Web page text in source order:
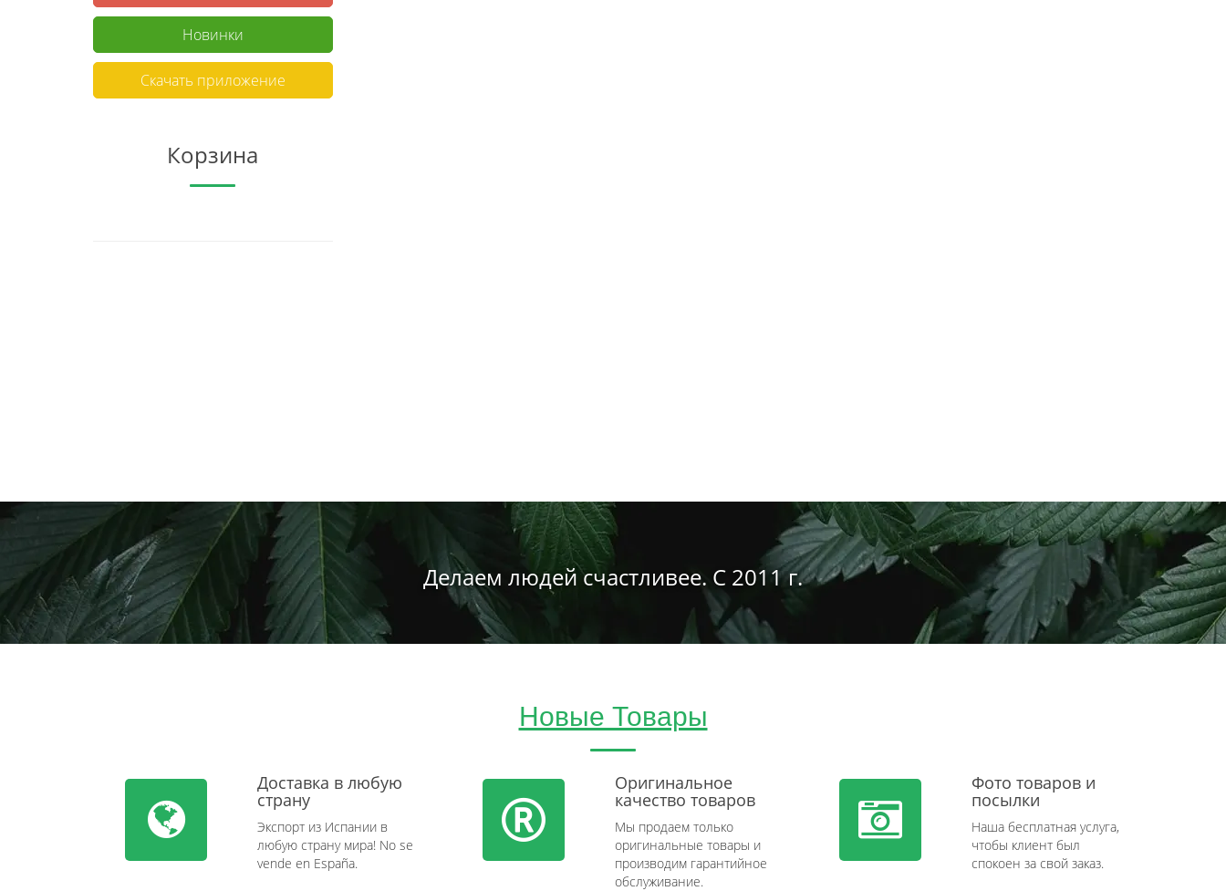
Новинки
Скачать приложение
Корзина
Делаем людей счастливее. С 2011 г.
Новые Товары
Доставка в любую
страну
Экспорт из Испании в
любую страну мира! No se
vende en España.
Оригинальное
качество товаров
Мы продаем только
оригинальные товары и
производим гарантийное
обслуживание.
Фото товаров и
посылки
Наша бесплатная услуга,
чтобы клиент был
спокоен за свой заказ.